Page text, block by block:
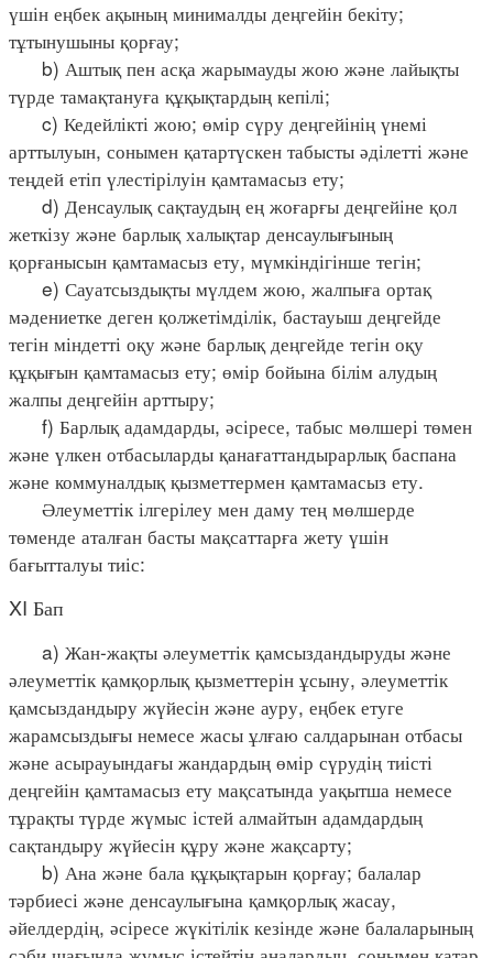
үшін еңбек ақының минималды деңгейін бекіту;
тұтынушыны қорғау;
b) Аштық пен асқа жарымауды жою және лайықты
түрде тамақтануға құқықтардың кепілі;
c) Кедейлікті жою; өмір сүру деңгейінің үнемі
арттылуын, сонымен қатартүскен табысты әділетті және
теңдей етіп үлестірілуін қамтамасыз ету;
d) Денсаулық сақтаудың ең жоғарғы деңгейіне қол
жеткізу және барлық халықтар денсаулығының
қорғанысын қамтамасыз ету, мүмкіндігінше тегін;
e) Сауатсыздықты мүлдем жою, жалпыға ортақ
мәдениетке деген қолжетімділік, бастауыш деңгейде
тегін міндетті оқу және барлық деңгейде тегін оқу
құқығын қамтамасыз ету; өмір бойына білім алудың
жалпы деңгейін арттыру;
f) Барлық адамдарды, әсіресе, табыс мөлшері төмен
және үлкен отбасыларды қанағаттандырарлық баспана
және коммуналдық қызметтермен қамтамасыз ету.
Әлеуметтік ілгерілеу мен даму тең мөлшерде
төменде аталған басты мақсаттарға жету үшін
бағытталуы тиіс:
XI Бап
a) Жан-жақты әлеуметтік қамсыздандыруды және
әлеуметтік қамқорлық қызметтерін ұсыну, әлеуметтік
қамсыздандыру жүйесін және ауру, еңбек етуге
жарамсыздығы немесе жасы ұлғаю салдарынан отбасы
және асырауындағы жандардың өмір сүрудің тиісті
деңгейін қамтамасыз ету мақсатында уақытша немесе
тұрақты түрде жүмыс істей алмайтын адамдардың
сақтандыру жүйесін құру және жақсарту;
b) Ана және бала құқықтарын қорғау; балалар
тәрбиесі және денсаулығына қамқорлық жасау,
әйелдердің, әсіресе жүкітілік кезінде және балаларының